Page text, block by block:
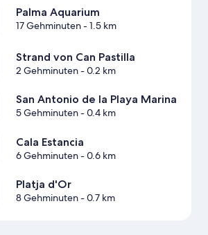
Palma Aquarium
17 Gehminuten- 1.5 km
Strand von Can Pastilla
2 Gehminuten- 0.2 km
San Antonio de la Playa Marina
5 Gehminuten- 0.4 km
Cala Estancia
6 Gehminuten- 0.6 km
Platja d'Or
8 Gehminuten- 0.7 km